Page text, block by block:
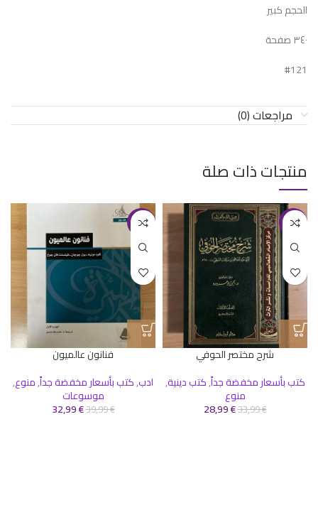
الحجم كبير
٣٤٠ صفحة
#121
مراجعات (0)
منتجات ذات صلة
-15%
شرح مختصر الحوفي
كتب بأسعار مخفضة جداً,كتب دينية,
منوع
33,99€
28,99€
-18%
فنانون عالميون
ادب,كتب بأسعار مخفضة جداً,منوع,
موسوعات
39,99€
32,99€